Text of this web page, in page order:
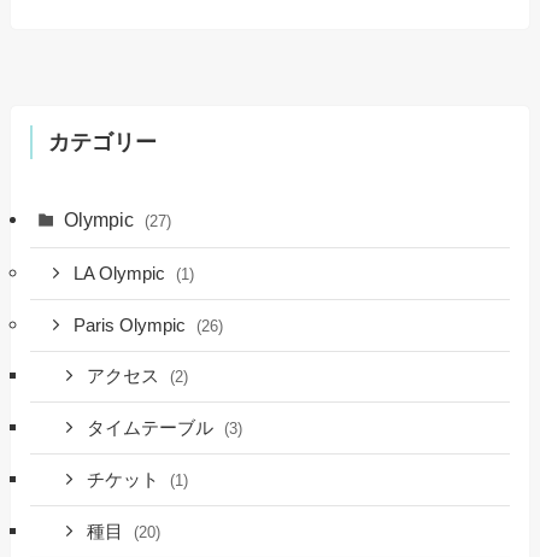
カテゴリー
Olympic (27)
LA Olympic (1)
Paris Olympic (26)
アクセス (2)
タイムテーブル (3)
チケット (1)
種目 (20)